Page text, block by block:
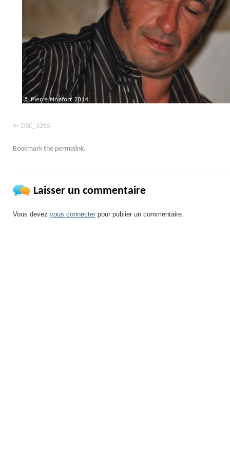
DSC_3265
Bookmark the permalink.
Laisser un commentaire
Vous devez vous connecter pour publier un commentaire.